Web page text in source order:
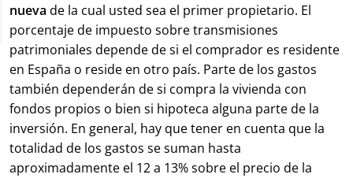
nueva de la cual usted sea el primer propietario. El
porcentaje de impuesto sobre transmisiones
patrimoniales depende de si el comprador es residente
en España o reside en otro país. Parte de los gastos
también dependerán de si compra la vivienda con
fondos propios o bien si hipoteca alguna parte de la
inversión. En general, hay que tener en cuenta que la
totalidad de los gastos se suman hasta
aproximadamente el 12 a 13% sobre el precio de la